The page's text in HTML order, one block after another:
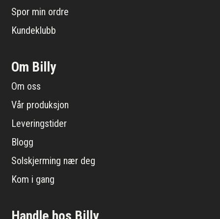
Spor min ordre
Kundeklubb
Om Billy
Om oss
Vår produksjon
Leveringstider
Blogg
Solskjerming nær deg
Kom i gang